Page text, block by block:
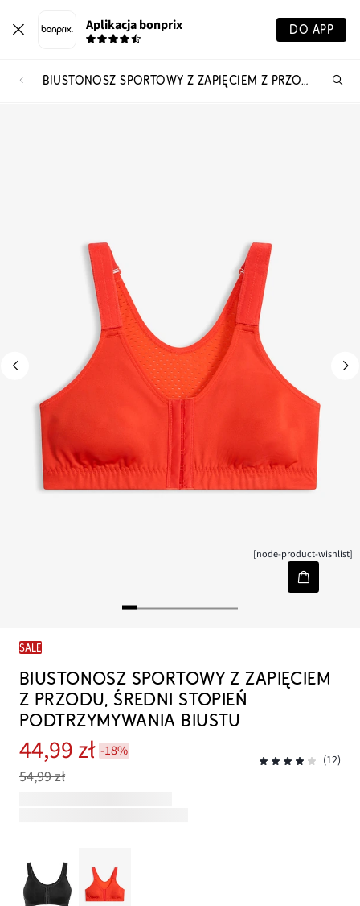
Aplikacja bonprix DO APP
BIUSTONOSZ SPORTOWY Z ZAPIĘCIEM Z PRZODU, ŚREDNI STOPIEŃ PODTRZYMYWANIA BIUSTU
[node-product-wishlist]
SALE
BIUSTONOSZ SPORTOWY Z ZAPIĘCIEM
Z PRZODU, ŚREDNI STOPIEŃ
PODTRZYMYWANIA BIUSTU
44,99 zł -18%
54,99 zł
(12)